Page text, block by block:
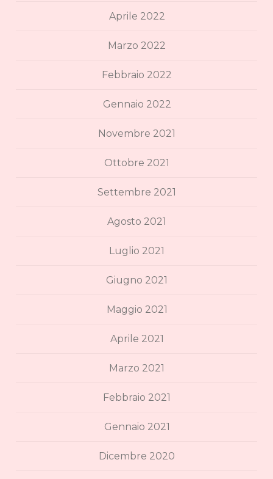
Aprile 2022
Marzo 2022
Febbraio 2022
Gennaio 2022
Novembre 2021
Ottobre 2021
Settembre 2021
Agosto 2021
Luglio 2021
Giugno 2021
Maggio 2021
Aprile 2021
Marzo 2021
Febbraio 2021
Gennaio 2021
Dicembre 2020